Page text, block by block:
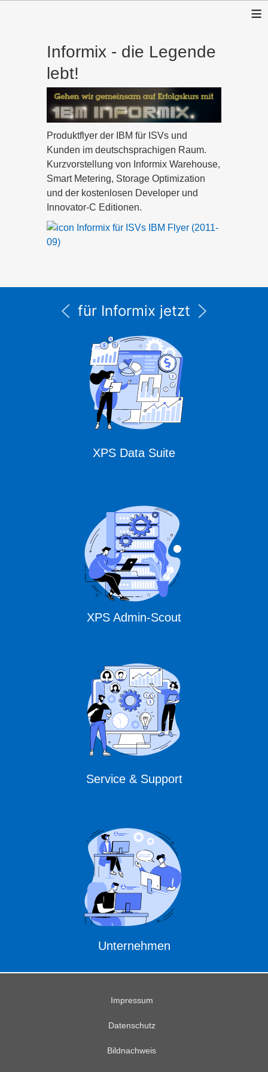
≡
Informix - die Legende
lebt!
Produktflyer der IBM für ISVs und
Kunden im deutschsprachigen Raum.
Kurzvorstellung von Informix Warehouse,
Smart Metering, Storage Optimization
und der kostenlosen Developer und
Innovator-C Editionen.
Informix für ISVs IBM Flyer (2011-
09)
Supportleistungen
für Informix jetzt
Expert Solutions
XPS Data Suite
XPS Admin-Scout
Service & Support
Unternehmen
Impressum
Datenschutz
Bildnachweis